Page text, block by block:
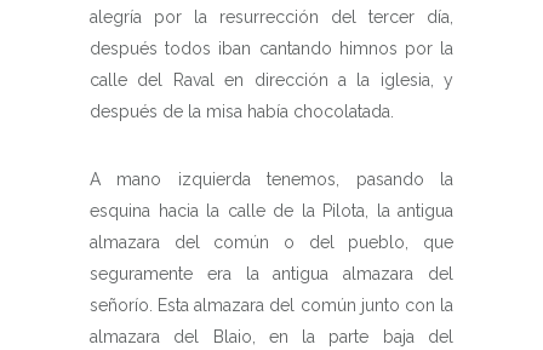
alegría por la resurrección del tercer día,
después todos iban cantando himnos por la
calle del Raval en dirección a la iglesia, y
después de la misa había chocolatada.
A mano izquierda tenemos, pasando la
esquina hacia la calle de la Pilota, la antigua
almazara del común o del pueblo, que
seguramente era la antigua almazara del
señorío. Esta almazara del común junto con la
almazara del Blaio, en la parte baja del